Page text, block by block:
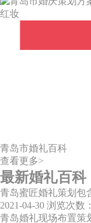
红妆
青岛市婚礼百科
查看更多>
最新婚礼百科
青岛蜜匠婚礼策划包
2021-04-30 浏览次数
青岛婚礼现场布置策